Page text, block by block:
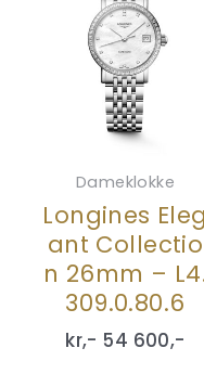
Dameklokke
Longines Eleg
ant Collectio
n 26mm –
309.0.80.6
kr,- 54 600,-